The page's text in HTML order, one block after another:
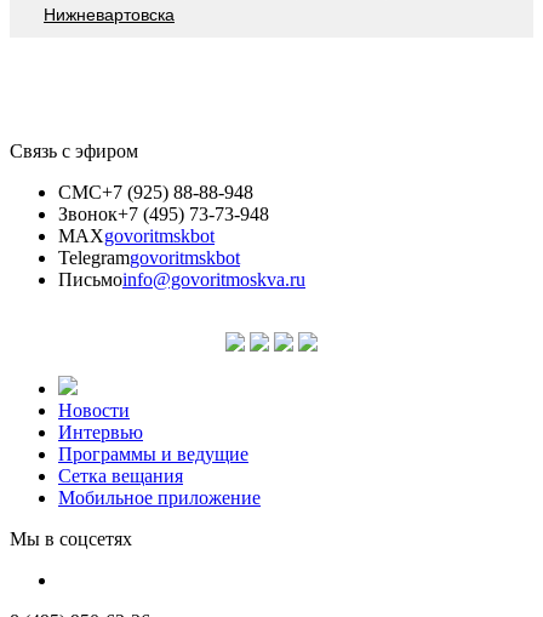
Нижневартовска
Связь с эфиром
СМС+7 (925) 88-88-948
Звонок+7 (495) 73-73-948
MAXgovoritmskbot
Telegramgovoritmskbot
Письмоinfo@govoritmoskva.ru
Новости
Интервью
Программы и ведущие
Сетка вещания
Мобильное приложение
Мы в соцсетях